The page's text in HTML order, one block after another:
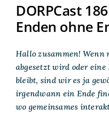
DORPCast
Enden ohne
Hallo zusammen! Wenn
abgesetzt wird oder
bleibt, sind wir es ja
irgendwann ein Ende
wo gemeinsames